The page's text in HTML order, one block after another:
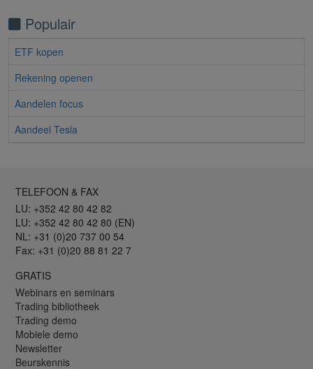
Populair
ETF kopen
Rekening openen
Aandelen focus
Aandeel Tesla
TELEFOON & FAX
LU: +352 42 80 42 82
LU: +352 42 80 42 80 (EN)
NL: +31 (0)20 737 00 54
Fax: +31 (0)20 88 81 22 7
GRATIS
Webinars en seminars
Trading bibliotheek
Trading demo
Mobiele demo
Newsletter
Beurskennis